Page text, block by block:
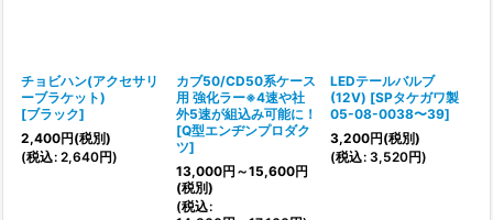
チョビハン(アクセサリ
ーブラケット)
[ブラック]
2,400円(税別)
(税込: 2,640円)
カブ50/CD50系ケース
用 強化ラー※4速や社
外5速が組込み可能に！
[Q型エンヂンプロダク
ツ]
13,000円 ～15,600円
(税別)
(税込:
LEDテールバルブ
(12V) [SPタケガワ製
05-08-0038〜39]
3,200円(税別)
(税込: 3,520円)